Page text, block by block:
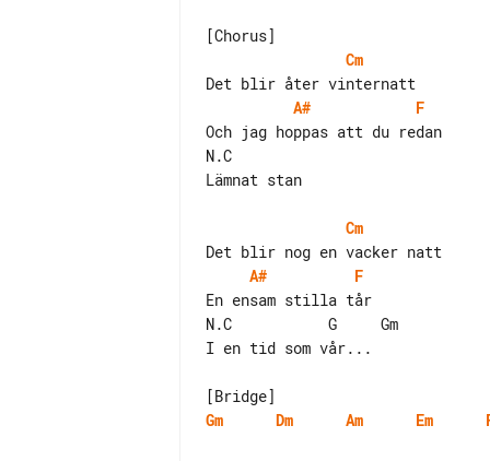
Cm
A#
F
Och jag hoppas att du redan
N.C
Lämnat stan
Cm
A#
F
En ensam stilla tår
N.C           G     Gm
I en tid som vår...
Gm
Dm Am Em